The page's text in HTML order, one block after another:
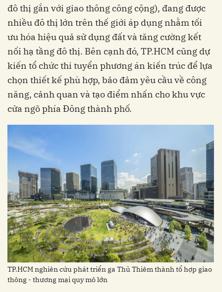
đô thị gắn với giao thông công cộng), đang được
nhiều đô thị lớn trên thế giới áp dụng nhằm tối
ưu hóa hiệu quả sử dụng đất và tăng cường kết
nối hạ tầng đô thị. Bên cạnh đó, TP.HCM cũng dự
kiến tổ chức thi tuyển phương án kiến trúc để lựa
chọn thiết kế phù hợp, bảo đảm yêu cầu về công
năng, cảnh quan và tạo điểm nhấn cho khu vực
cửa ngõ phía Đông thành phố.
TP.HCM nghiên cứu phát triển ga Thủ Thiêm thành tổ hợp giao
thông - thương mại quy mô lớn